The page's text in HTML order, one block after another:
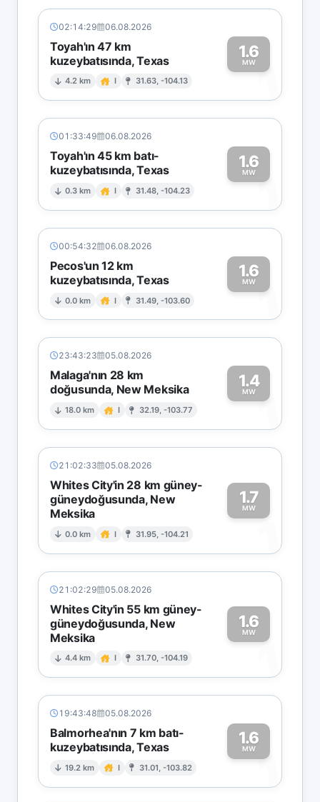
02:14:29 06.08.2026
Toyah'ın 47 km
kuzeybatısında, Texas
4.2 km I 31.63, -104.13
1.6
MW1
01:33:49 06.08.2026
Toyah'ın 45 km batı-
kuzeybatısında, Texas
0.3 km I 31.48, -104.23
1.6
MW1
00:54:32 06.08.2026
Pecos'un 12 km
kuzeybatısında, Texas
0.0 km I 31.49, -103.60
1.6
MW1
23:43:23 05.08.2026
Malaga'nın 28 km
doğusunda, New Meksika
18.0 km I 32.19, -103.77
1.4
MW1
21:02:33 05.08.2026
Whites City'in 28 km güney-
güneydoğusunda, New
Meksika
0.0 km I 31.95, -104.21
1.7
MW
1
21:02:29 05.08.2026
Whites City'in 55 km güney-
güneydoğusunda, New
Meksika
4.4 km I 31.70, -104.19
1.6
MW
1
19:43:48 05.08.2026
Balmorhea'nın 7 km batı-
kuzeybatısında, Texas
19.2 km I 31.01, -103.82
1.6
MW1